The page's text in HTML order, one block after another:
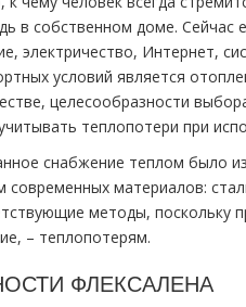
в собственном доме. Сейчас
электричество, Интернет,
условий является
целесообразности
теплопотери при
снабжение теплом было
современных материалов:
методы, поскольку
– теплопотерям.
ФЛЕКСАЛЕНА